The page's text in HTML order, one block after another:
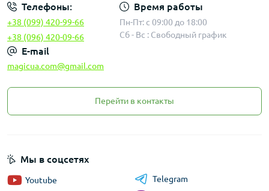
Телефоны:
+38 (099) 420-99-66
+38 (096) 420-09-66
Время работы
Пн-Пт: с 09:00 до 18:00
Сб - Вс : Свободный график
E-mail
magicua.com@gmail.com
Перейти в контакты
Мы в соцсетях
Youtube
Telegram